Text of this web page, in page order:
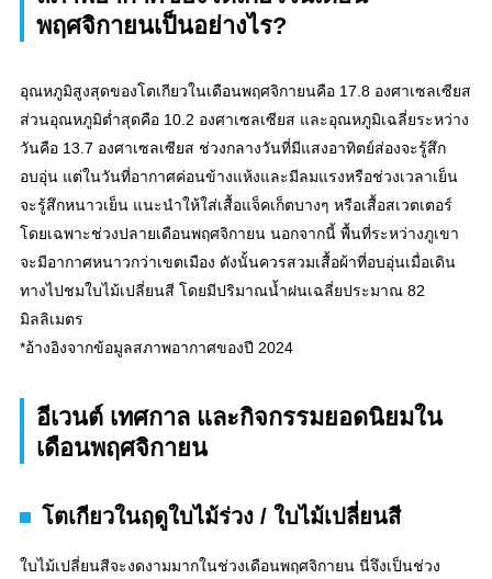
พฤศจิกายนเป็นอย่างไร?
อุณหภูมิสูงสุดของโตเกียวในเดือนพฤศจิกายนคือ 17.8 องศาเซลเซียส
ส่วนอุณหภูมิต่ำสุดคือ 10.2 องศาเซลเซียส และอุณหภูมิเฉลี่ยระหว่าง
วันคือ 13.7 องศาเซลเซียส ช่วงกลางวันที่มีแสงอาทิตย์ส่องจะรู้สึก
อบอุ่น แต่ในวันที่อากาศค่อนข้างแห้งและมีลมแรงหรือช่วงเวลาเย็น
จะรู้สึกหนาวเย็น แนะนำให้ใส่เสื้อแจ็คเก็ตบางๆ หรือเสื้อสเวตเตอร์
โดยเฉพาะช่วงปลายเดือนพฤศจิกายน นอกจากนี้ พื้นที่ระหว่างภูเขา
จะมีอากาศหนาวกว่าเขตเมือง ดังนั้นควรสวมเสื้อผ้าที่อบอุ่นเมื่อเดิน
ทางไปชมใบไม้เปลี่ยนสี โดยมีปริมาณน้ำฝนเฉลี่ยประมาณ 82
มิลลิเมตร
*อ้างอิงจากข้อมูลสภาพอากาศของปี 2024
อีเวนต์ เทศกาล และกิจกรรมยอดนิยมใน
เดือนพฤศจิกายน
โตเกียวในฤดูใบไม้ร่วง / ใบไม้เปลี่ยนสี
ใบไม้เปลี่ยนสีจะงดงามมากในช่วงเดือนพฤศจิกายน นี่จึงเป็นช่วง